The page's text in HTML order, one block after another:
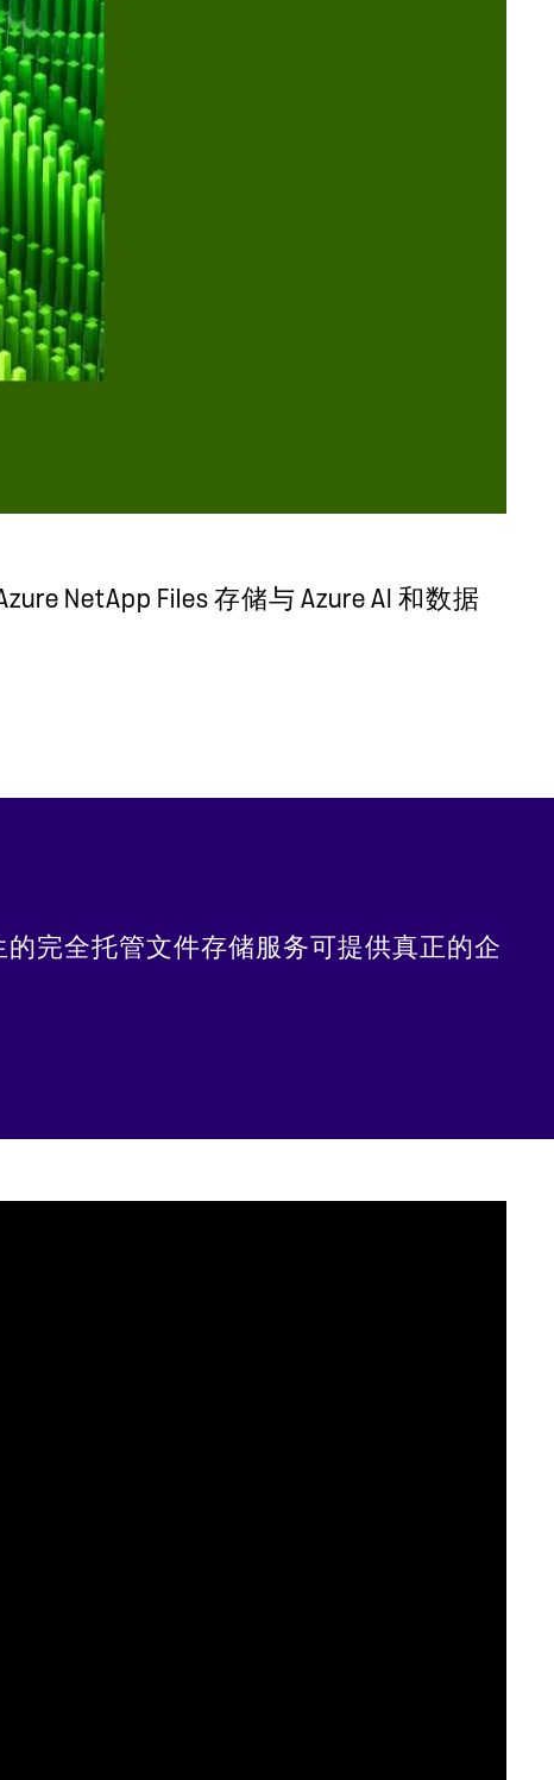
NetApp Files 存储与 Azure AI 和数据
的完全托管文件存储服务可提供真正的企